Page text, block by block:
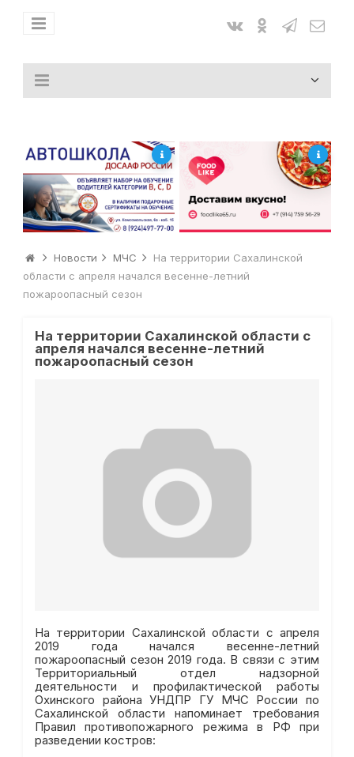
Новости МЧС
На территории Сахалинской
области с апреля начался весенне-летний
пожароопасный сезон
На территории Сахалинской области с
апреля начался весенне-летний
пожароопасный сезон
На территории Сахалинской области с апреля
2019 года начался весенне-летний
пожароопасный сезон 2019 года. В связи с этим
Территориальный отдел надзорной
деятельности и профилактической работы
Охинского района УНДПР ГУ МЧС России по
Сахалинской области напоминает требования
Правил противопожарного режима в РФ при
разведении костров: